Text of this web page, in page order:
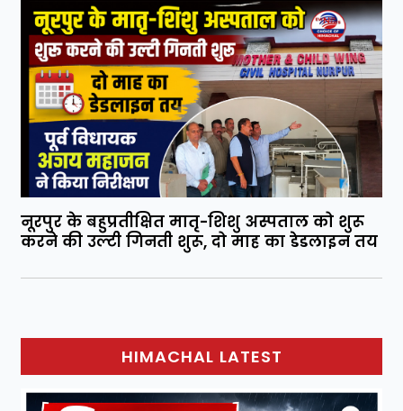
नूरपुर के बहुप्रतीक्षित मातृ-शिशु अस्पताल को शुरू
करने की उल्टी गिनती शुरू, दो माह का डेडलाइन तय
HIMACHAL LATEST